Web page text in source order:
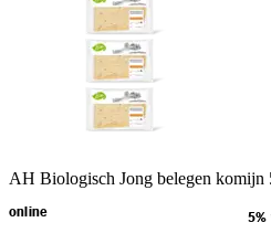
AH Biologisch Jong belegen komijn
online 5%